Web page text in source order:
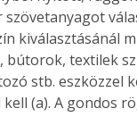
szövetanyagot
kiválasztásánál
bútorok, textilek
stb. eszközzel
(a). A gondos